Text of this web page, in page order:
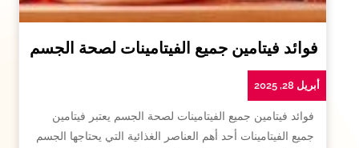
فوائد فيتامين جميع الفيتامينات لصحة الجسم
أبريل 28, 2025
فوائد فيتامين جميع الفيتامينات لصحة الجسم يعتبر فيتامين
جميع الفيتامينات أحد أهم العناصر الغذائية التي يحتاجها الجسم